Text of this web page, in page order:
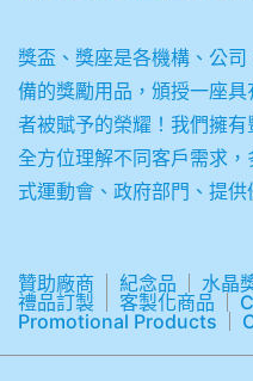
獎盃、獎座是各機構、公
備的獎勵用品，頒授一座
者被賦予的榮耀！我們擁有
全方位理解不同客戶需求
式運動會、政府部門、提供
贊助廠商 紀念品 水晶
禮品訂製
客製化商品
Promotional Products